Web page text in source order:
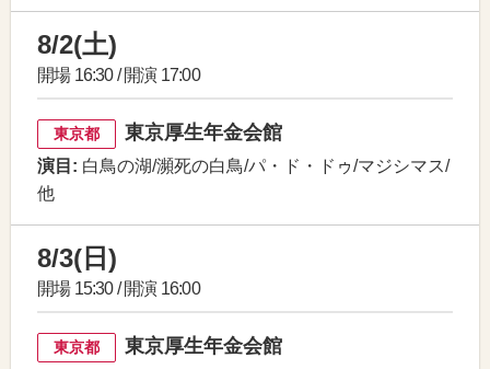
8/2(土)
開場 16:30 / 開演 17:00
東京都 東京厚生年金会館
演目: 白鳥の湖/瀕死の白鳥/パ・ド・ドゥ/マジシマス/
他
8/3(日)
開場 15:30 / 開演 16:00
東京都 東京厚生年金会館